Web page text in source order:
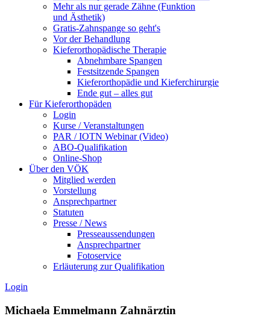
Mehr als nur gerade Zähne (Funktion
und Ästhetik)
Gratis-Zahnspange so geht's
Vor der Behandlung
Kieferorthopädische Therapie
Abnehmbare Spangen
Festsitzende Spangen
Kieferorthopädie und Kieferchirurgie
Ende gut – alles gut
Für Kieferorthopäden
Login
Kurse / Veranstaltungen
PAR / IOTN Webinar (Video)
ABO-Qualifikation
Online-Shop
Über den VÖK
Mitglied werden
Vorstellung
Ansprechpartner
Statuten
Presse / News
Presseaussendungen
Ansprechpartner
Fotoservice
Erläuterung zur Qualifikation
Login
Michaela Emmelmann Zahnärztin